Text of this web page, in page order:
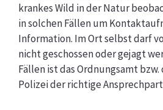
krankes Wild in der Natur
in solchen Fällen um
Information. Im Ort selbst darf
nicht geschossen oder gejagt
Fällen ist das Ordnungsamt bzw.
Polizei der richtige